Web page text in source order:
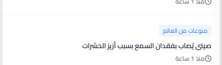
منوعات من العالم
صيني يُصاب بفقدان السمع بسبب أزيز الحشرات
منذ 1 ساعة